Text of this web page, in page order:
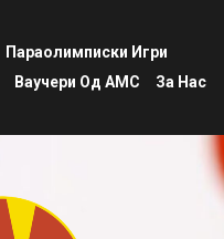
Параолимписки Игри
Ваучери Од АМС За Нас